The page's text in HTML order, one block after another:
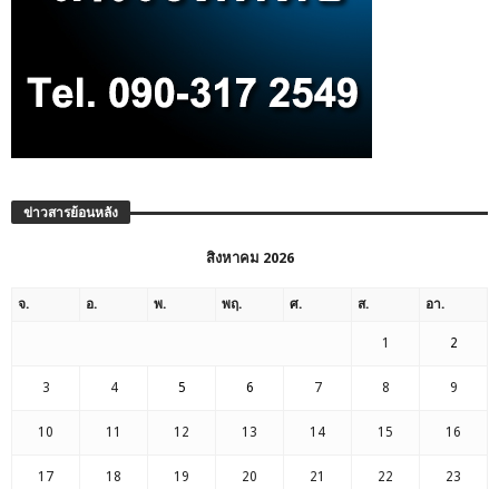
ข่าวสารย้อนหลัง
สิงหาคม 2026
จ. อ. พ. พฤ. ศ. ส. อา.
1 2
3 4 5 6 7 8 9
10 11 12 13 14 15 16
17 18 19 20 21 22 23